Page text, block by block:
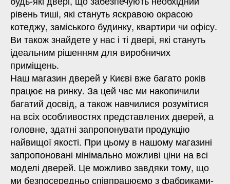
рівень тиші, які стануть яскравою окрасою
котеджу, заміського будинку, квартири чи офісу.
Ви також знайдете у нас і ті двері, які стануть
ідеальним рішенням для виробничих
приміщень.
Наш магазин дверей у Києві вже багато років
працює на ринку. За цей час ми накопичили
багатий досвід, а також навчилися розумітися
на всіх особливостях представлених дверей, а
головне, здатні запропонувати продукцію
найвищої якості. При цьому в нашому магазині
запропоновані мінімально можливі ціни на всі
моделі дверей. Це можливо завдяки тому, що
ми безпосередньо співпрацюємо з фабриками-